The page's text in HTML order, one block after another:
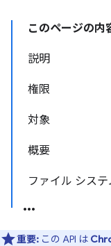
このページの内
説明
権限
対象
概要
ファイル シス
重要: この API は